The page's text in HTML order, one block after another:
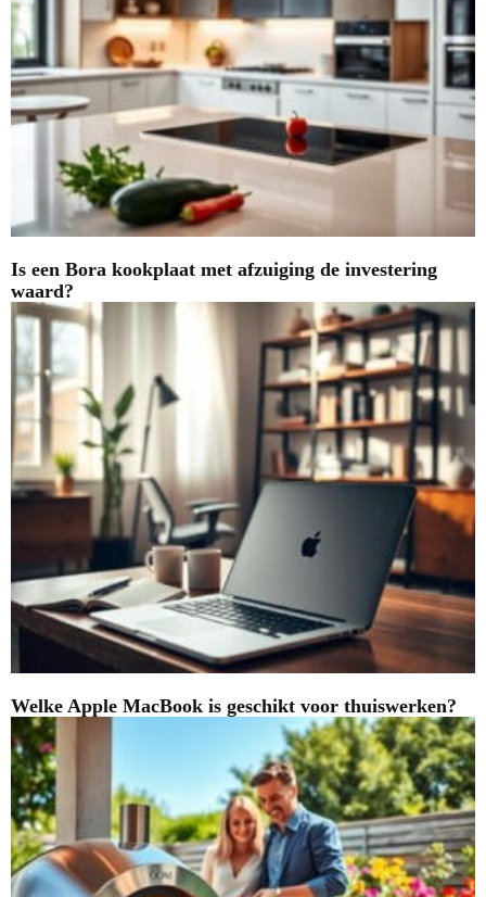
Is een Bora kookplaat met afzuiging de investering
waard?
Welke Apple MacBook is geschikt voor thuiswerken?